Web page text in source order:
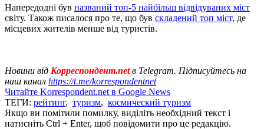
Напередодні був названий топ-5 найбільш відвідуваних міст
світу. Також писалося про те, що був складений топ міст, де
місцевих жителів менше від туристів.
Новини від Корреспондент.netв Telegram. Підписуйтесь на
наш канал https://t.me/korrespondentnet
Читайте Korrespondent.net в Google News
ТЕГИ: рейтинг, туризм, космический туризм
Якщо ви помітили помилку, виділіть необхідний текст і
натисніть Ctrl + Enter, щоб повідомити про це редакцію.